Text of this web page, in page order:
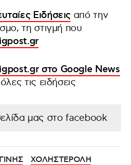
Ειδήσεις από την
τη στιγμή που
στο Google News
τις ειδήσεις
μας στο facebook
ΧΟΛΗΣΤΕΡΟΛΗ